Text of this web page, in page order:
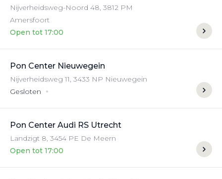
Nijverheidsweg-Noord 48, 3812 PM
Amersfoort
Open tot 17:00
Pon Center Nieuwegein
Nijverheidsweg 11, 3433 NP Nieuwegein
Gesloten
Pon Center Audi RS Utrecht
Landzigt 8, 3454 PE De Meern
Open tot 17:00